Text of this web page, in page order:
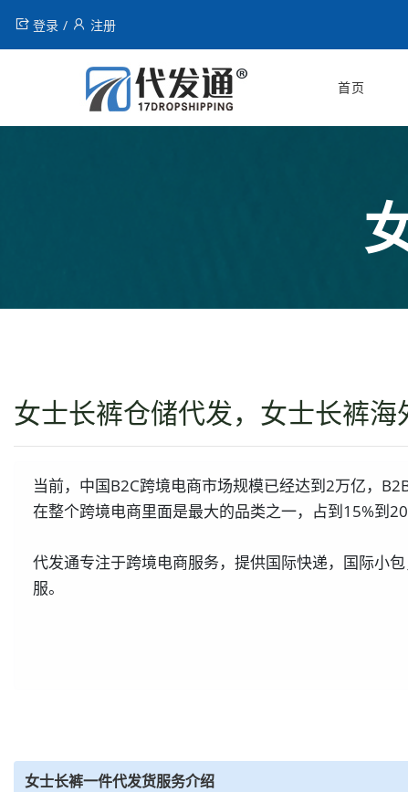
登录 注册
首页
女士长裤仓储代发，女士长裤
当前，中国B2C跨境电商市场规模已经达到2万亿，
在整个跨境电商里面是最大的品类之一，占到15%到
代发通专注于跨境电商服务，提供国际快递，国际小
服。
女士长裤一件代发货服务介绍